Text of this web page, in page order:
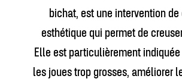
bichat, est une intervention
esthétique qui permet de
Elle est particulièrement
les joues trop grosses, améliorer